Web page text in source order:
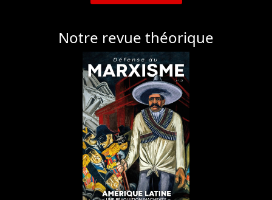
Notre revue théorique